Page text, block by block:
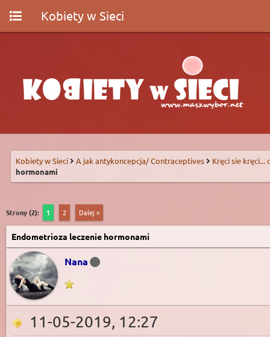
Kobiety w Sieci
Kobiety w Sieci A jak antykoncepcja/ Contraceptives
Kręci sie kręci...
hormonami
Strony (2): 1 2 Dalej »
Endometrioza leczenie hormonami
Nana
11-05-2019, 12:27